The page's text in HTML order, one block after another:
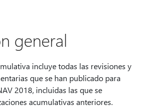
general
incluye todas las revisiones y
que se han publicado para
2018, incluidas las que se
acumulativas anteriores.